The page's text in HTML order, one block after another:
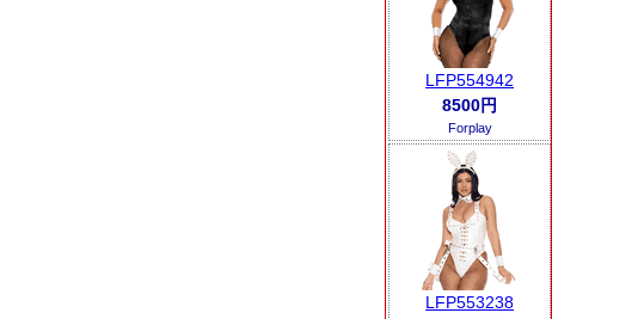
LFP554942
8500円
Forplay
LFP553238